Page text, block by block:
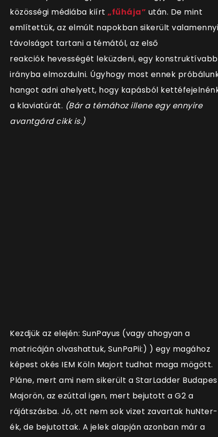
közösségi médiába kiírt „fűhája” után. De mint
említettük, az elmúlt napokban sikerült valamennyi
távolságot tartani a témától, az első
reakciók hevességét leküzdeni, egy konstruktívabb
irányba elmozdulni. Úgyhogy most ennek
hangot adni ahelyett, hogy kapásból
a klaviatúrát. (Bár a témához illene egy ennyire
avantgárd cikk is.)
Kezdjük az elején: SunPayus (vagy ahogyan a
matricáján olvashattuk, SunPaPii:) ) egy magához
képest okés IEM Köln Majort tudhat maga mögött.
Pláne, mert ami nem sikerült a StarLadder
Majorön, az ezúttal igen, mert bejutott a G2 a
rájátszásba. Jó, ott nem sok vizet zavartak huNter-
ék, de bejutottak. A jelek alapján azonban már a